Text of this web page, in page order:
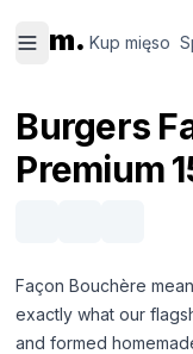
m. Kup mięso
mięso
Burgers
Premium
Façon Bouchère
exactly what our
and formed